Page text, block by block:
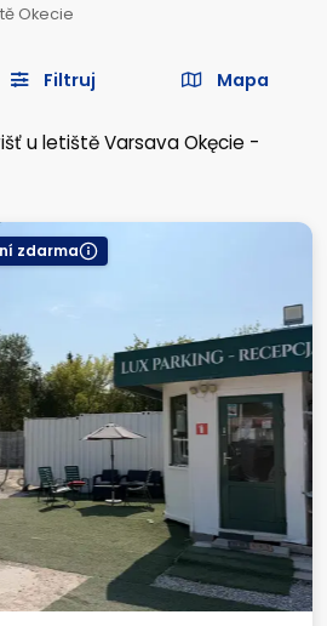
Okecie
Filtruj Mapa
u letiště Varsava Okęcie -
zdarma